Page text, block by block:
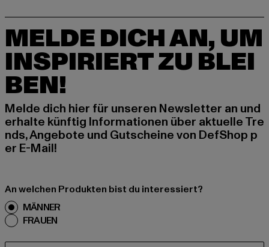
MELDE DICH AN, UM
INSPIRIERT ZU BLEI
BEN!
Melde dich hier für unseren Newsletter an und
erhalte künftig Informationen über aktuelle Tre
nds, Angebote und Gutscheine von DefShop p
er E-Mail!
An welchen Produkten bist du interessiert?
MÄNNER
FRAUEN